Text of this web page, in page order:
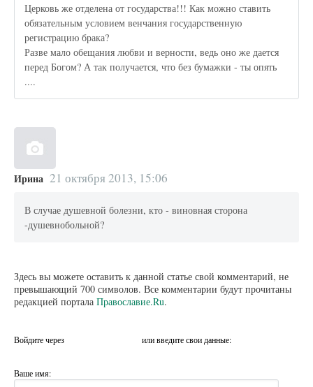
Церковь же отделена от государства!!! Как можно ставить
обязательным условием венчания государственную
регистрацию брака?
Разве мало обещания любви и верности, ведь оно же дается
перед Богом? А так получается, что без бумажки - ты опять
....
Ирина 21 октября 2013, 15:06
В случае душевной болезни, кто - виновная сторона
-душевнобольной?
Здесь вы можете оставить к данной статье свой комментарий, не
превышающий 700 символов. Все комментарии будут прочитаны
редакцией портала Православие.Ru.
Войдите через или введите свои данные:
Ваше имя: